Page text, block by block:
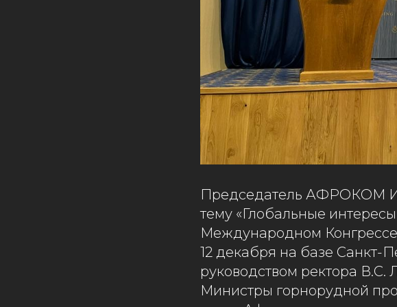
Председатель АФРОКОМ
тему «Глобальные
Международном
12 декабря на базе Санкт-
руководством ректора В.С.
Министры горнорудной